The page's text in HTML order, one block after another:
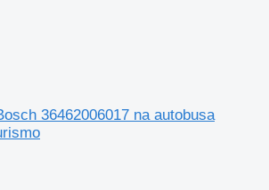
36462006017 na autobusa